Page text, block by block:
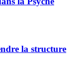
la structure